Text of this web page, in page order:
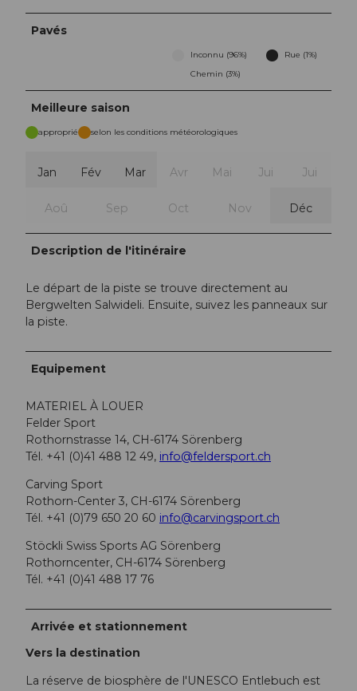
Pavés
Inconnu (96%)
Rue (1%)
Chemin (3%)
Meilleure saison
approprié selon les conditions météorologiques
Jan Fév Mar Avr Mai Jui Jui
Aoû Sep Oct Nov Déc
Description de l'itinéraire
Le départ de la piste se trouve directement au
Bergwelten Salwideli. Ensuite, suivez les panneaux sur
la piste.
Equipement
MATERIEL À LOUER
Felder Sport
Rothornstrasse 14, CH-6174 Sörenberg
Tél. +41 (0)41 488 12 49, info@feldersport.ch
Carving Sport
Rothorn-Center 3, CH-6174 Sörenberg
Tél. +41 (0)79 650 20 60 info@carvingsport.ch
Stöckli Swiss Sports AG Sörenberg
Rothorncenter, CH-6174 Sörenberg
Tél. +41 (0)41 488 17 76
Arrivée et stationnement
Vers la destination
La réserve de biosphère de l'UNESCO Entlebuch est